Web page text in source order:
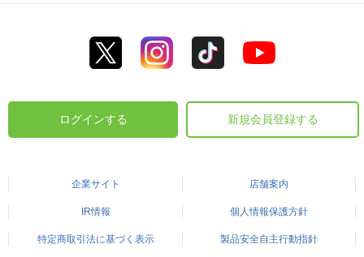
ログインする 新規会員登録する
企業サイト 店舗案内
IR情報 個人情報保護方針
特定商取引法に基づく表示 製品安全自主行動指針